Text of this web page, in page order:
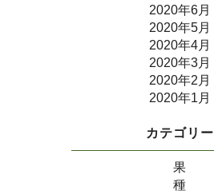
2020年6月
2020年5月
2020年4月
2020年3月
2020年2月
2020年1月
カテゴリー
果
種